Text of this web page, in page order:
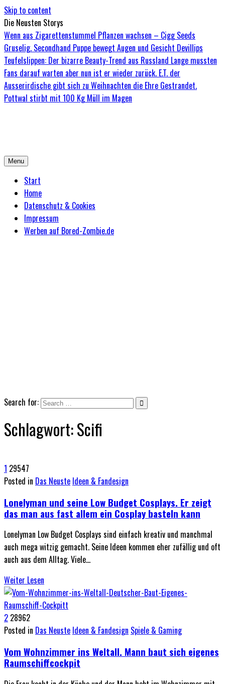
Skip to content
Die Neusten Storys
Wenn aus Zigarettenstummel Pflanzen wachsen – Cigg Seeds
Gruselig. Secondhand Puppe bewegt Augen und Gesicht Devillips
Teufelslippen: Der bizarre Beauty-Trend aus Russland Lange mussten
Fans darauf warten aber nun ist er wieder zurück. E.T. der
Ausserirdische gibt sich zu Weihnachten die Ehre Gestrandet.
Pottwal stirbt mit 100 Kg Müll im Magen
Menu
Start
Home
Datenschutz & Cookies
Impressum
Werben auf Bored-Zombie.de
Search for:
Schlagwort:Scifi
1 29547
Posted in Das Neuste Ideen & Fandesign
Lonelyman und seine Low Budget Cosplays. Er zeigt
das man aus fast allem ein Cosplay basteln kann
Lonelyman Low Budget Cosplays sind einfach kreativ und manchmal
auch mega witzig gemacht. Seine Ideen kommen eher zufällig und oft
auch aus dem Alltag. Viele…
Weiter Lesen
2 28962
Posted in Das Neuste Ideen & Fandesign Spiele & Gaming
Vom Wohnzimmer ins Weltall. Mann baut sich eigenes
Raumschiffcockpit